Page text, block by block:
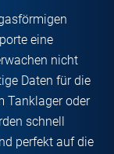
eine
nicht
Daten für die
Tanklager oder
schnell
perfekt auf die